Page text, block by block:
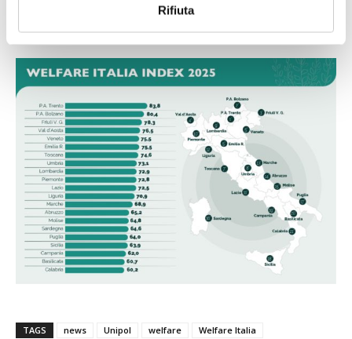
Rifiuta
La classifica completa del Welfare Italia Index 2025:
TAGS news Unipol welfare Welfare Italia